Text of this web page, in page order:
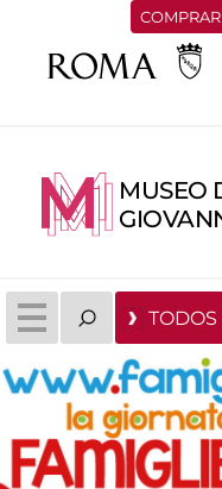
COMPRAR
MUSEO